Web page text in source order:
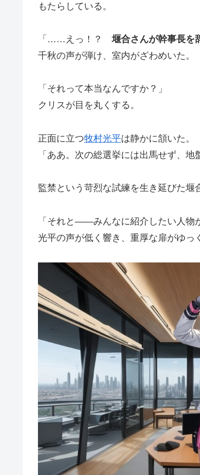
もたらしている。
「……えっ！？堰合さんが幹事長を
千秋の声が弾け、室内がざわめいた。
「それって本当なんですか？」
クリスが目を丸くする。
正面に立つ牧村光平は静かに頷いた。
「ああ。次の総選挙には出馬せず、
監禁という苛烈な試練を生き延びた堰
「それと――みんなに紹介したい人物
光平の声が低く響き、重厚な扉がゆっ